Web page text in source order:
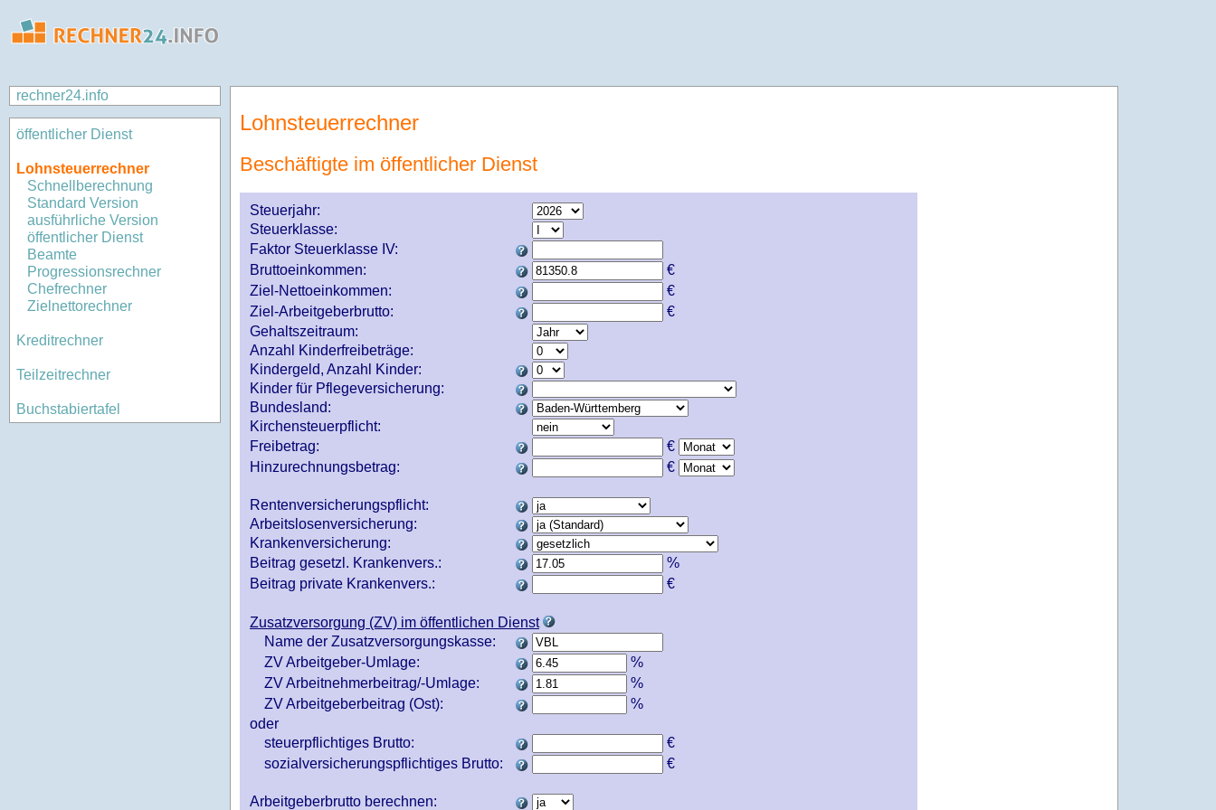
rechner24.info
öffentlicher Dienst
Lohnsteuerrechner
Schnellberechnung
Standard Version
ausführliche Version
öffentlicher Dienst
Beamte
Progressionsrechner
Chefrechner
Zielnettorechner
Kreditrechner
Teilzeitrechner
Buchstabiertafel
Lohnsteuerrechner
Beschäftigte im öffentlicher Dienst
Steuerjahr:
Steuerklasse:
Faktor Steuerklasse IV:
Bruttoeinkommen:
€
Ziel-Nettoeinkommen:
€
Ziel-Arbeitgeberbrutto:
€
Gehaltszeitraum:
Anzahl Kinderfreibeträge:
Kindergeld, Anzahl Kinder:
Kinder für Pflegeversicherung:
Bundesland:
Kirchensteuerpflicht:
Freibetrag:
€
Hinzurechnungsbetrag:
€
Rentenversicherungspflicht:
Arbeitslosenversicherung:
Krankenversicherung:
Beitrag gesetzl. Krankenvers.:
%
Beitrag private Krankenvers.:
€
Zusatzversorgung (ZV) im öffentlichen Dienst
Name der Zusatzversorgungskasse:
ZV Arbeitgeber-Umlage:
%
ZV Arbeitnehmerbeitrag/-Umlage:
%
ZV Arbeitgeberbeitrag (Ost):
%
oder
steuerpflichtiges Brutto:
€
sozialversicherungspflichtiges Brutto:
€
Arbeitgeberbrutto berechnen: